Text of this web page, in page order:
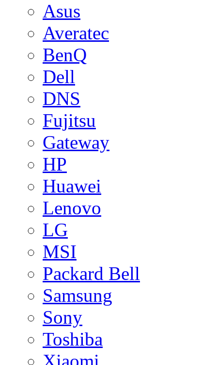
Asus
Averatec
BenQ
Dell
DNS
Fujitsu
Gateway
HP
Huawei
Lenovo
LG
MSI
Packard Bell
Samsung
Sony
Toshiba
Xiaomi